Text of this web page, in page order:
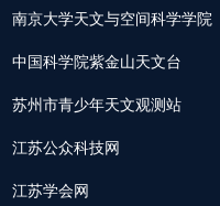
南京大学天文与空间科学学院
中国科学院紫金山天文台
苏州市青少年天文观测站
江苏公众科技网
江苏学会网